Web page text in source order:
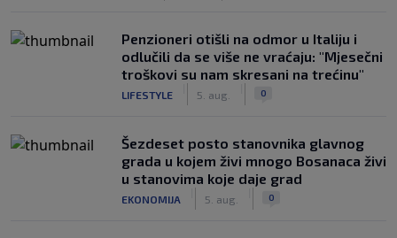
Penzioneri otišli na odmor u Italiju i
odlučili da se više ne vraćaju: "Mjesečni
troškovi su nam skresani na trećinu"
LIFESTYLE 5. aug. 0
Šezdeset posto stanovnika glavnog
grada u kojem živi mnogo Bosanaca živi
u stanovima koje daje grad
EKONOMIJA 5. aug. 0